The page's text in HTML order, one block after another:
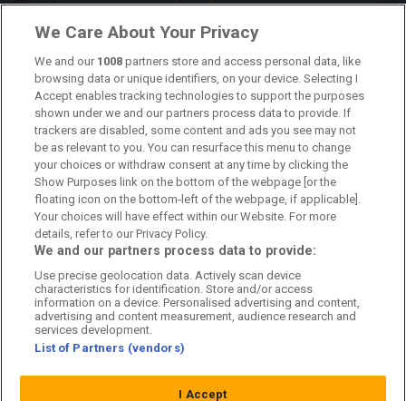
Om oss
Kontakta oss
Kundtjänst
Sponsor: Rekatochklart
Annonsera på Fotbolldirekt
Redaktionell policy
Personuppgiftspolicy
Cookiepolicy
Arkiv
We Care About Your Privacy
We and our 1008 partners store and access personal data, like
browsing data or unique identifiers, on your device. Selecting I
Accept enables tracking technologies to support the purposes
shown under we and our partners process data to provide. If
trackers are disabled, some content and ads you see may not
be as relevant to you. You can resurface this menu to change
your choices or withdraw consent at any time by clicking the
Show Purposes link on the bottom of the webpage [or the
floating icon on the bottom-left of the webpage, if applicable].
Your choices will have effect within our Website. For more
details, refer to our Privacy Policy.
We and our partners process data to provide:
Use precise geolocation data. Actively scan device
characteristics for identification. Store and/or access
information on a device. Personalised advertising and content,
advertising and content measurement, audience research and
services development.
List of Partners (vendors)
I Accept